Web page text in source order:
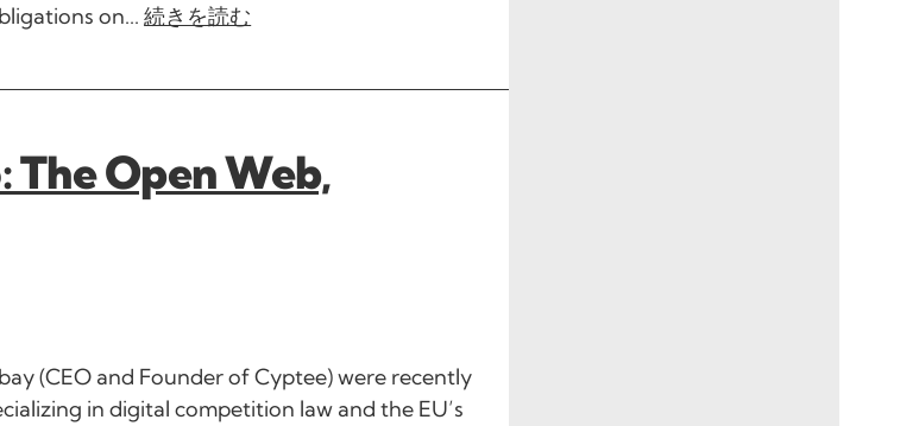
on...続きを読む
Open Web,
(CEO and Founder of Cyptee) were recently
in digital competition law and the EU’s